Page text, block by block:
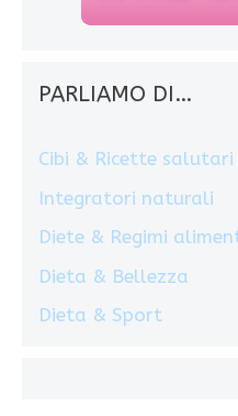
PARLIAMO DI…
Cibi & Ricette salutari
Integratori naturali
Diete & Regimi
Dieta & Bellezza
Dieta & Sport